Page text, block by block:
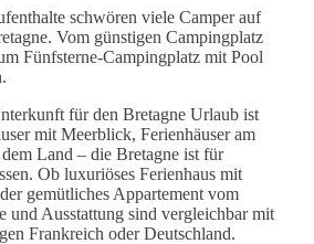
schwören viele Camper auf
Vom günstigen Campingplatz
Fünfsterne-Campingplatz mit Pool
für den Bretagne Urlaub ist
mit Meerblick, Ferienhäuser am
Land – die Bretagne ist für
Ob luxuriöses Ferienhaus mit
gemütliches Appartement vom
und Ausstattung sind vergleichbar mit
Frankreich oder Deutschland.